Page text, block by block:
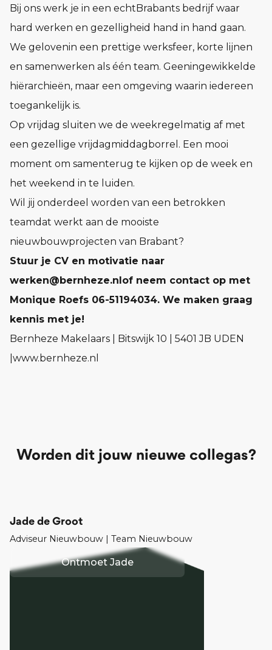
Bij ons werk je in een echtBrabants bedrijf waar
hard werken en gezelligheid hand in hand gaan.
We gelovenin een prettige werksfeer, korte lijnen
en samenwerken als één team. Geeningewikkelde
hiërarchieën, maar een omgeving waarin iedereen
toegankelijk is.
Op vrijdag sluiten we de weekregelmatig af met
een gezellige vrijdagmiddagborrel. Een mooi
moment om samenterug te kijken op de week en
het weekend in te luiden.
Wil jij onderdeel worden van een betrokken
teamdat werkt aan de mooiste
nieuwbouwprojecten van Brabant?
Stuur je CV en motivatie naar
werken@bernheze.nlof neem contact op met
Monique Roefs 06-51194034. We maken graag
kennis met je!
Bernheze Makelaars | Bitswijk 10 | 5401 JB UDEN
|www.bernheze.nl
Worden dit jouw nieuwe collegas?
Jade de Groot
Adviseur Nieuwbouw | Team Nieuwbouw
Ontmoet Jade